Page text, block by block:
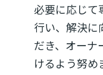
賃料集送金
入居者からの
様への送金と
必要に応じて
行い、解決に
だき、オーナ
けるよう努め